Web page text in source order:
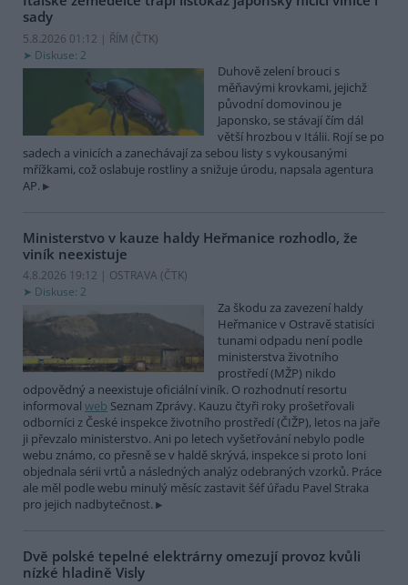
sady
5.8.2026 01:12 | ŘÍM (ČTK)
Diskuse: 2
Duhově zelení brouci s
měňavými krovkami, jejichž
původní domovinou je
Japonsko, se stávají čím dál
větší hrozbou v Itálii. Rojí se po
sadech a vinicích a zanechávají za sebou listy s vykousanými
mřížkami, což oslabuje rostliny a snižuje úrodu, napsala agentura
AP.
Ministerstvo v kauze haldy Heřmanice rozhodlo, že
viník neexistuje
4.8.2026 19:12 | OSTRAVA (ČTK)
Diskuse: 2
Za škodu za zavezení haldy
Heřmanice v Ostravě statisíci
tunami odpadu není podle
ministerstva životního
prostředí (MŽP) nikdo
odpovědný a neexistuje oficiální viník. O rozhodnutí resortu
informoval web Seznam Zprávy. Kauzu čtyři roky prošetřovali
odborníci z České inspekce životního prostředí (ČIŽP), letos na jaře
ji převzalo ministerstvo. Ani po letech vyšetřování nebylo podle
webu známo, co přesně se v haldě skrývá, inspekce si proto loni
objednala sérii vrtů a následných analýz odebraných vzorků. Práce
ale měl podle webu minulý měsíc zastavit šéf úřadu Pavel Straka
pro jejich nadbytečnost.
Dvě polské tepelné elektrárny omezují provoz kvůli
nízké hladině Visly